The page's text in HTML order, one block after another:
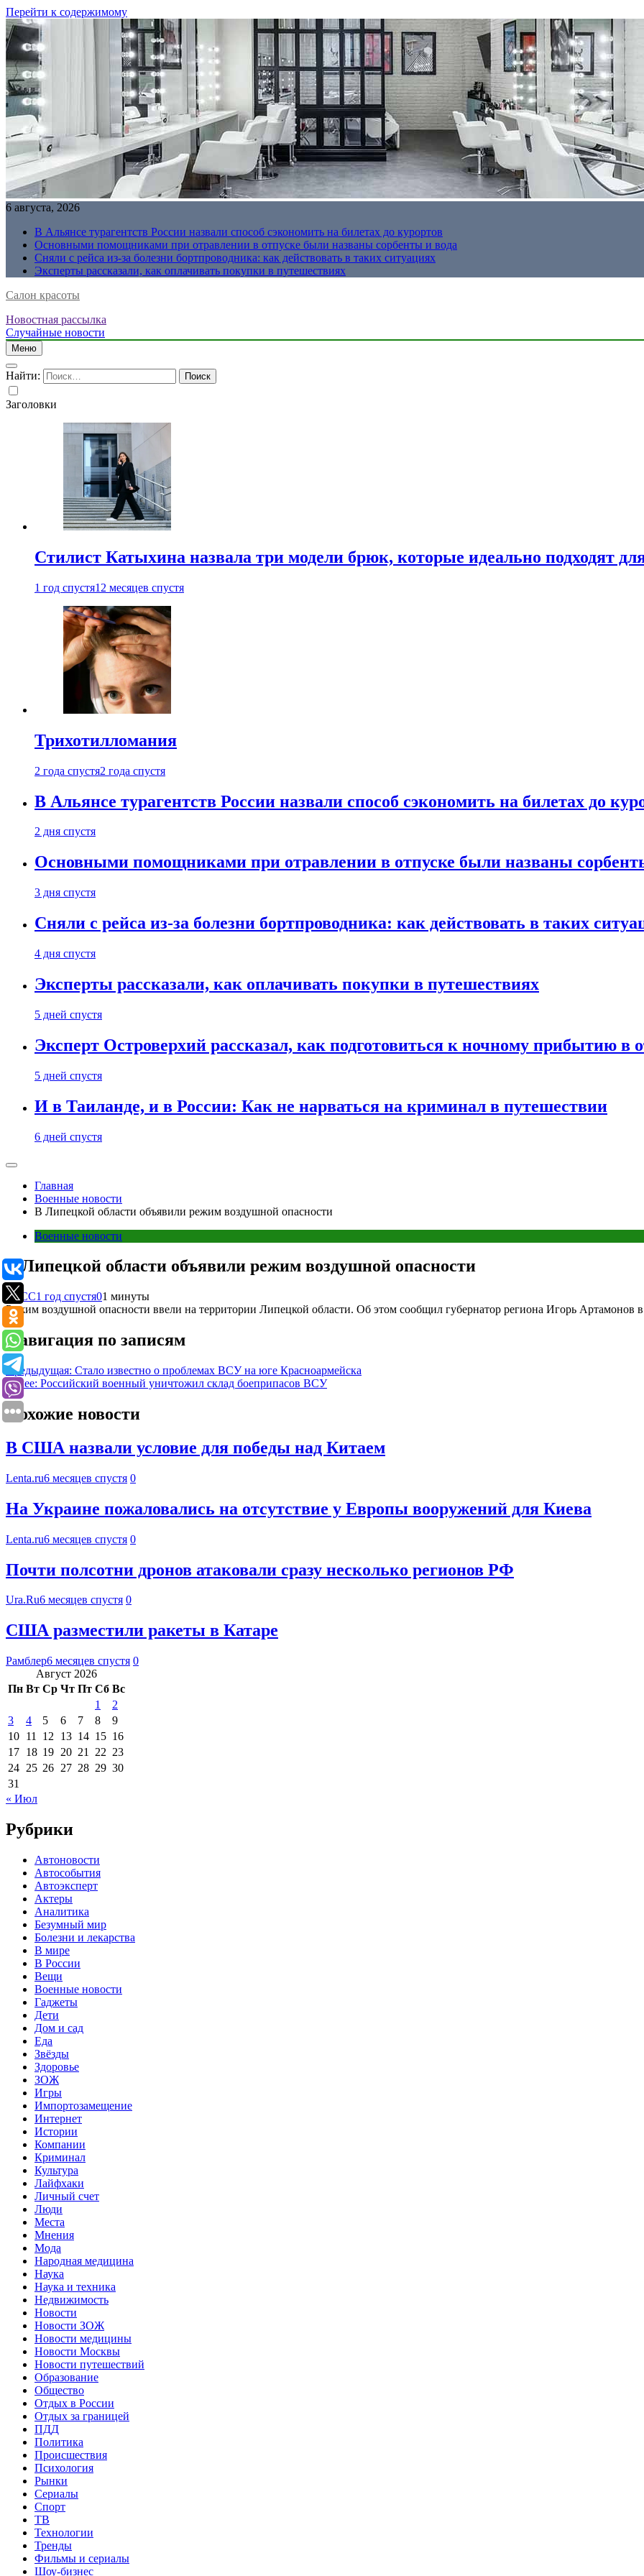
Перейти к содержимому
6 августа, 2026
В Альянсе турагентств России назвали способ сэкономить на билетах до курортов
Основными помощниками при отравлении в отпуске были названы сорбенты и вода
Сняли с рейса из-за болезни бортпроводника: как действовать в таких ситуациях
Эксперты рассказали, как оплачивать покупки в путешествиях
Салон красоты
Новостная рассылка
Случайные новости
Меню
Найти:
Заголовки
Стилист Катыхина назвала три модели брюк, которые идеально подходят
1 год спустя12 месяцев спустя
Трихотилломания
2 года спустя2 года спустя
В Альянсе турагентств России назвали способ сэкономить на билетах до
2 дня спустя
Основными помощниками при отравлении в отпуске были названы
3 дня спустя
Сняли с рейса из-за болезни бортпроводника: как действовать в таких
4 дня спустя
Эксперты рассказали, как оплачивать покупки в путешествиях
5 дней спустя
Эксперт Островерхий рассказал, как подготовиться к ночному прибытию в
5 дней спустя
И в Таиланде, и в России: Как не нарваться на криминал в путешествии
6 дней спустя
Главная
Военные новости
В Липецкой области объявили режим воздушной опасности
Военные новости
В Липецкой области объявили режим воздушной опасности
ТАСС1 год спустя01 минуты
Режим воздушной опасности ввели на территории Липецкой области. Об этом сообщил губернатор региона Игорь Артамонов в
Навигация по записям
Предыдущая: Стало известно о проблемах ВСУ на юге Красноармейска
Далее: Российский военный уничтожил склад боеприпасов ВСУ
Похожие новости
В США назвали условие для победы над Китаем
Lenta.ru6 месяцев спустя 0
На Украине пожаловались на отсутствие у Европы вооружений для Киева
Lenta.ru6 месяцев спустя 0
Почти полсотни дронов атаковали сразу несколько регионов РФ
Ura.Ru6 месяцев спустя 0
США разместили ракеты в Катаре
Рамблер6 месяцев спустя 0
Август 2026
Пн Вт Ср Чт Пт Сб Вс
1
2
3
4 5 6 7 8
9
10 11 12 13 14 15 16
17 18 19 20 21 22 23
24 25 26 27 28 29 30
31
« Июл
Рубрики
Автоновости
Автособытия
Автоэксперт
Актеры
Аналитика
Безумный мир
Болезни и лекарства
В мире
В России
Вещи
Военные новости
Гаджеты
Дети
Дом и сад
Еда
Звёзды
Здоровье
ЗОЖ
Игры
Импортозамещение
Интернет
Истории
Компании
Криминал
Культура
Лайфхаки
Личный счет
Люди
Места
Мнения
Мода
Народная медицина
Наука
Наука и техника
Недвижимость
Новости
Новости ЗОЖ
Новости медицины
Новости Москвы
Новости путешествий
Образование
Общество
Отдых в России
Отдых за границей
ПДД
Политика
Происшествия
Психология
Рынки
Сериалы
Спорт
ТВ
Технологии
Тренды
Фильмы и сериалы
Шоу-бизнес